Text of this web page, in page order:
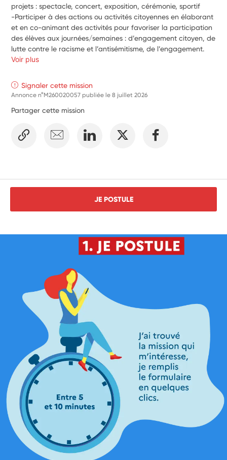
projets : spectacle, concert, exposition, cérémonie, sportif
-Participer à des actions ou activités citoyennes en élaborant
et en co-animant des activités pour favoriser la participation
des élèves aux journées/semaines : d’engagement citoyen, de
lutte contre le racisme et l’antisémitisme, de l’engagement.
Voir plus
Signaler cette mission
Annonce n°M260020057 publiée le8 juillet 2026
Partager cette mission
JE POSTULE